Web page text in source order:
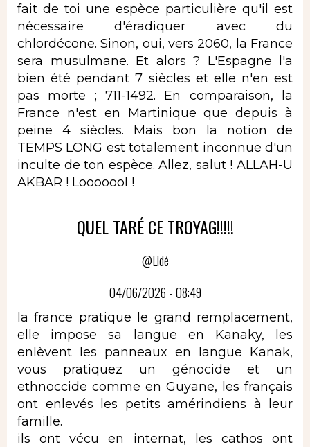
fait de toi une espèce particulière qu'il est
nécessaire d'éradiquer avec du
chlordécone. Sinon, oui, vers 2060, la France
sera musulmane. Et alors ? L'Espagne l'a
bien été pendant 7 siècles et elle n'en est
pas morte ; 711-1492. En comparaison, la
France n'est en Martinique que depuis à
peine 4 siècles. Mais bon la notion de
TEMPS LONG est totalement inconnue d'un
inculte de ton espèce. Allez, salut ! ALLAH-U
AKBAR ! Looooool !
QUEL TARÉ CE TROYAG!!!!!
@Lidé
04/06/2026 - 08:49
la france pratique le grand remplacement,
elle impose sa langue en Kanaky, les
enlèvent les panneaux en langue Kanak,
vous pratiquez un génocide et un
ethnoccide comme en Guyane, les français
ont enlevés les petits amérindiens à leur
famille.
ils ont vécu en internat, les cathos ont